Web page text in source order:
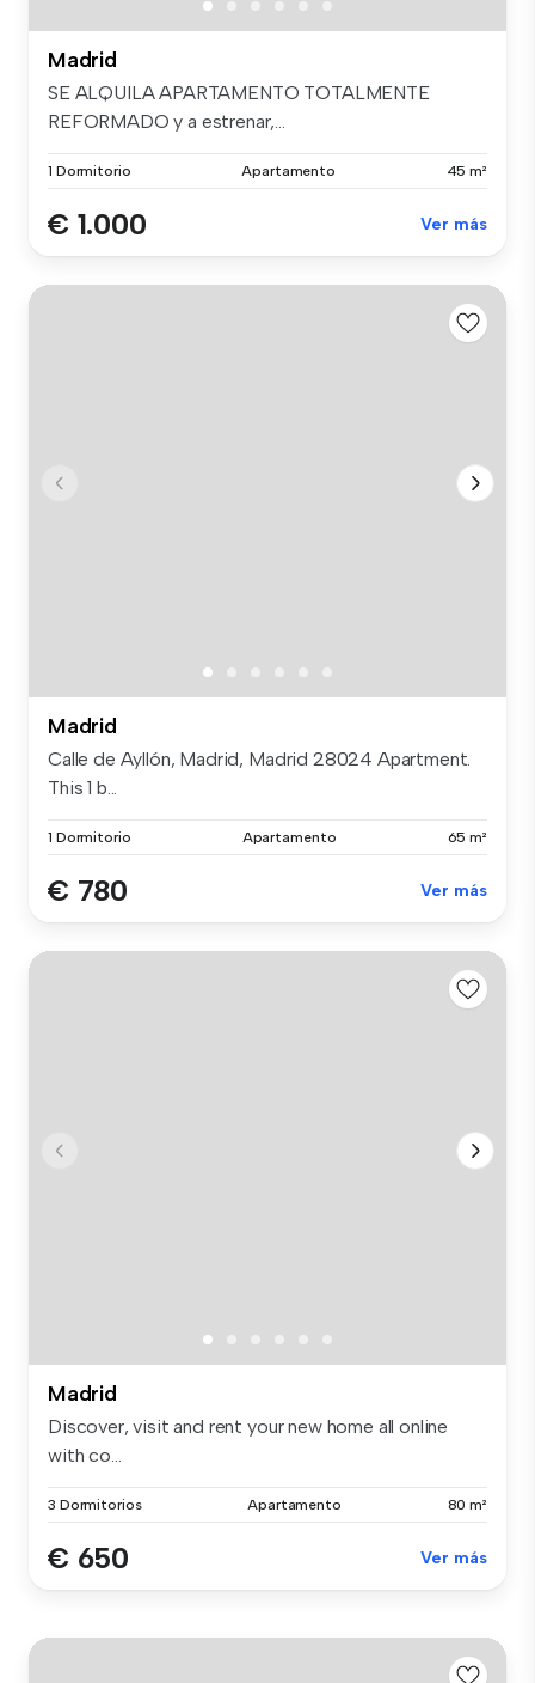
Madrid
SE ALQUILA APARTAMENTO TOTALMENTE
REFORMADO y a estrenar,...
1 Dormitorio Apartamento 45 m²
€ 1.000 Ver más
Madrid
Calle de Ayllón, Madrid, Madrid 28024 Apartment.
This 1 b...
1 Dormitorio Apartamento 65 m²
€ 780 Ver más
Madrid
Discover, visit and rent your new home all online
with co...
3 Dormitorios Apartamento 80 m²
€ 650 Ver más